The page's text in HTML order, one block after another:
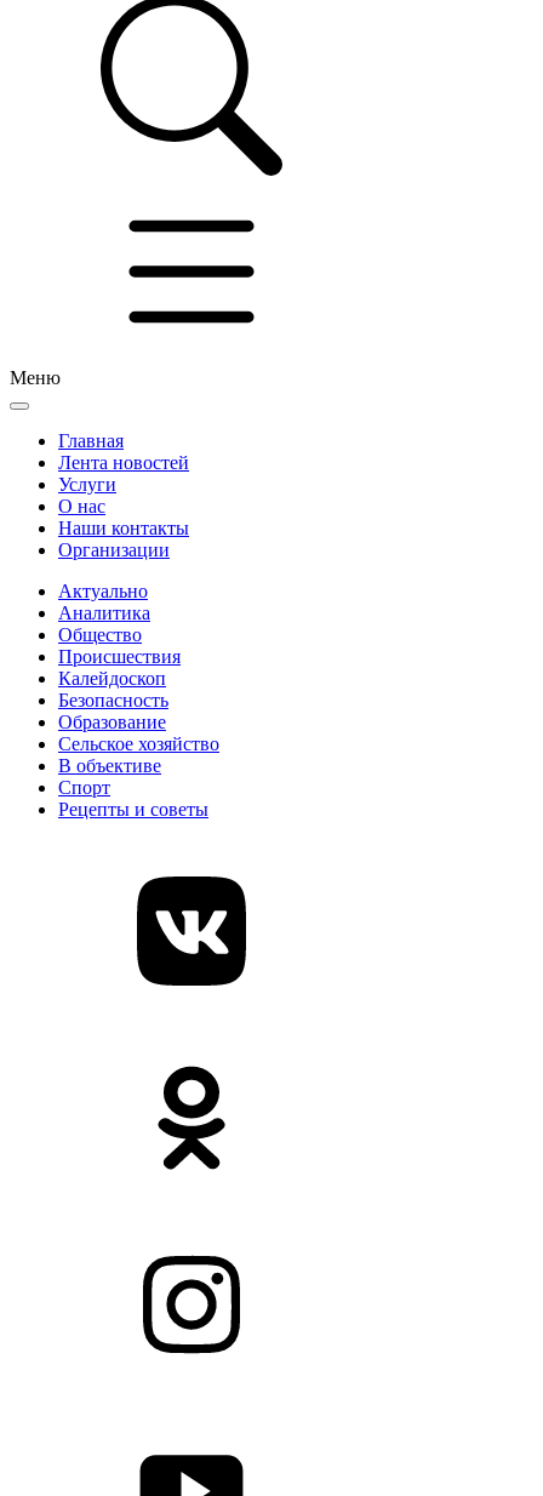
Меню
Главная
Лента новостей
Услуги
О нас
Наши контакты
Организации
Актуально
Аналитика
Общество
Происшествия
Калейдоскоп
Безопасность
Образование
Сельское хозяйство
В объективе
Спорт
Рецепты и советы